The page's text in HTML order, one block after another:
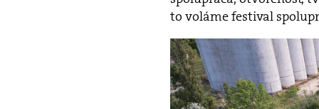
to voláme festival